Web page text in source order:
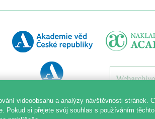
videoobsahu a analýzy návštěvnosti stránek.
si přejete svůj souhlas s používáním